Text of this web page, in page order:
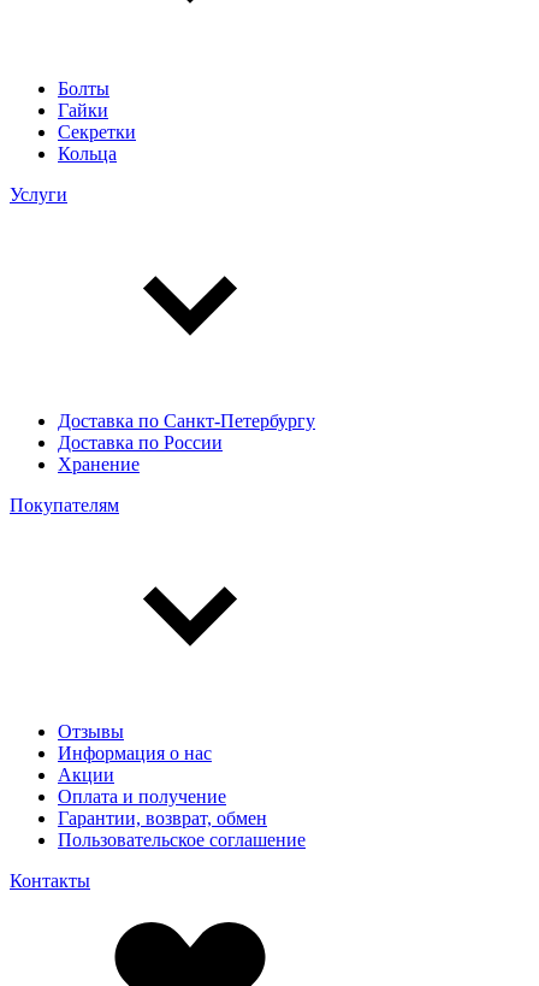
Болты
Гайки
Секретки
Кольца
Услуги
Доставка по Санкт-Петербургу
Доставка по России
Хранение
Покупателям
Отзывы
Информация о нас
Акции
Оплата и получение
Гарантии, возврат, обмен
Пользовательское соглашение
Контакты